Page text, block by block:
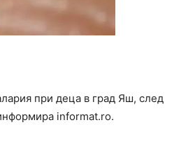
при деца в град Яш, след
informat.ro.